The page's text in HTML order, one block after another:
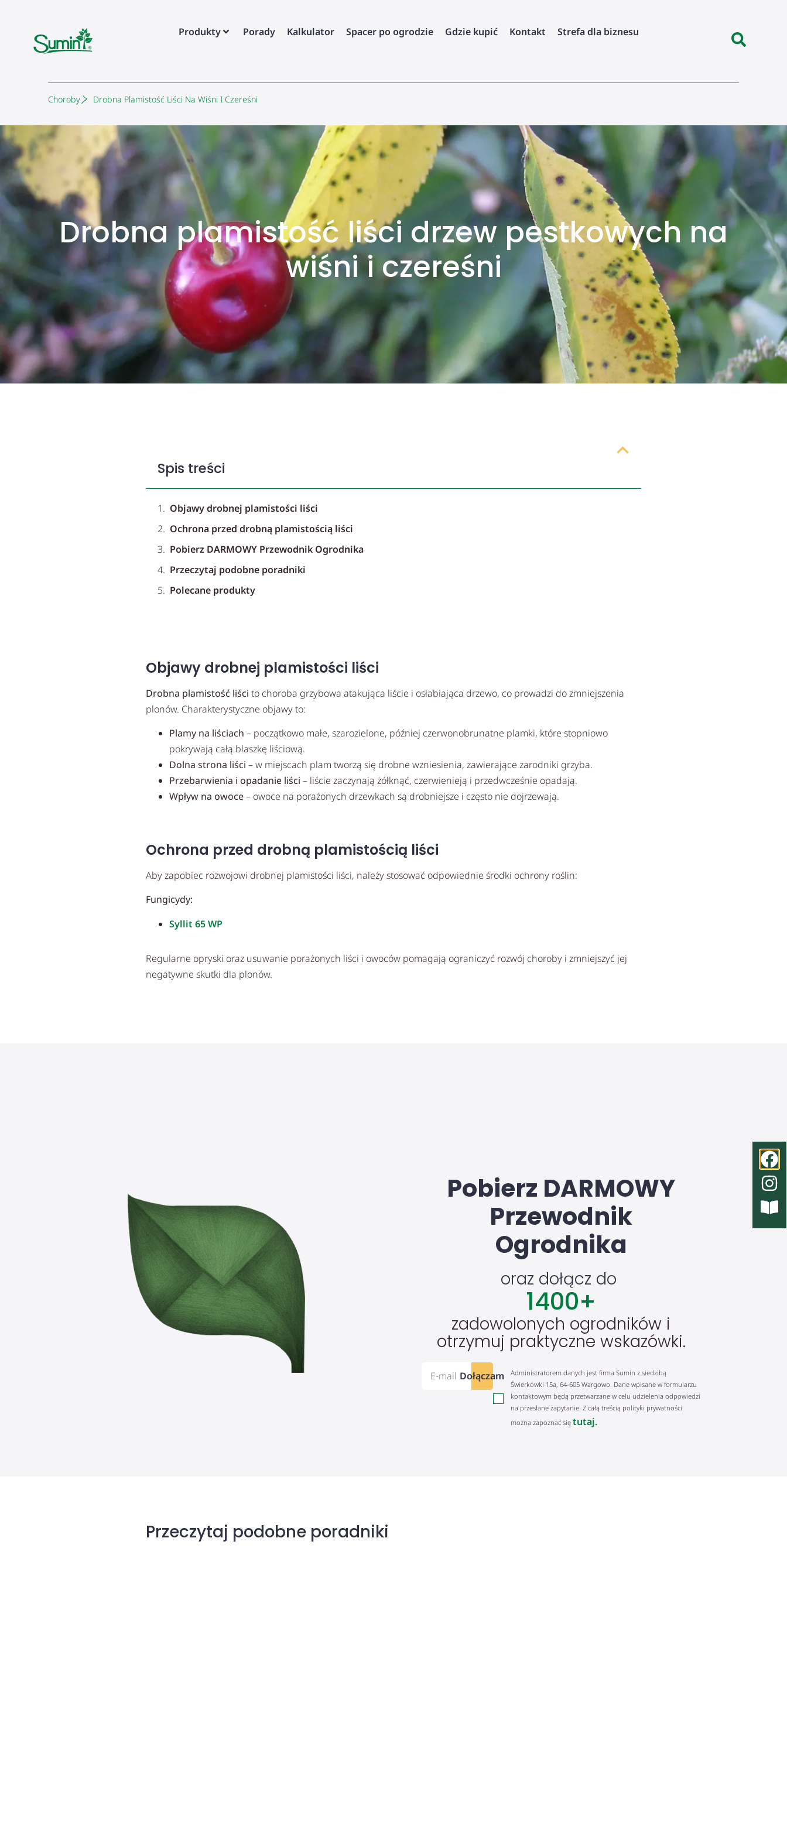
Produkty Porady Kalkulator Spacer po ogrodzie Gdzie kupić Kontakt Strefa dla biznesu
Choroby Drobna Plamistość Liści Na Wiśni I Czereśni
Drobna plamistość liści drzew pestkowych na
wiśni i czereśni
Spis treści
Objawy drobnej plamistości liści
Ochrona przed drobną plamistością liści
Pobierz DARMOWY Przewodnik Ogrodnika
Przeczytaj podobne poradniki
Polecane produkty
Objawy drobnej plamistości liści
Drobna plamistość liści to choroba grzybowa atakująca liście i osłabiająca drzewo, co prowadzi do zmniejszenia
plonów. Charakterystyczne objawy to:
Plamy na liściach – początkowo małe, szarozielone, później czerwonobrunatne plamki, które stopniowo
pokrywają całą blaszkę liściową.
Dolna strona liści – w miejscach plam tworzą się drobne wzniesienia, zawierające zarodniki grzyba.
Przebarwienia i opadanie liści – liście zaczynają żółknąć, czerwienieją i przedwcześnie opadają.
Wpływ na owoce– owoce na porażonych drzewkach są drobniejsze i często nie dojrzewają.
Ochrona przed drobną plamistością liści
Aby zapobiec rozwojowi drobnej plamistości liści, należy stosować odpowiednie środki ochrony roślin:
Fungicydy:
Syllit 65 WP
Regularne opryski oraz usuwanie porażonych liści i owoców pomagają ograniczyć rozwój choroby i zmniejszyć jej
negatywne skutki dla plonów.
Pobierz DARMOWY
Przewodnik
Ogrodnika
oraz dołącz do
zadowolonych ogrodników i
otrzymuj praktyczne wskazówki.
1400+
Dołączam
Administratorem danych jest firma Sumin z siedzibą
Świerkówki 15a, 64-605 Wargowo. Dane wpisane w formularzu
kontaktowym będą przetwarzane w celu udzielenia odpowiedzi
na przesłane zapytanie. Z całą treścią polityki prywatności
można zapoznać się tutaj.
Przeczytaj podobne poradniki